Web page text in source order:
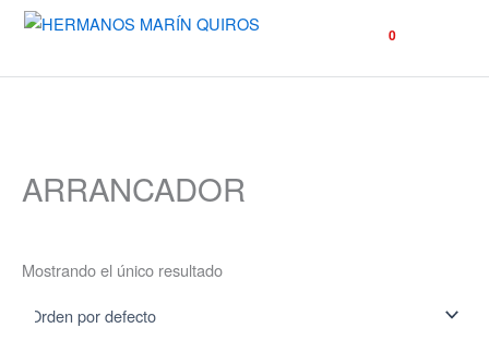
0
ARRANCADOR
Mostrando el único resultado